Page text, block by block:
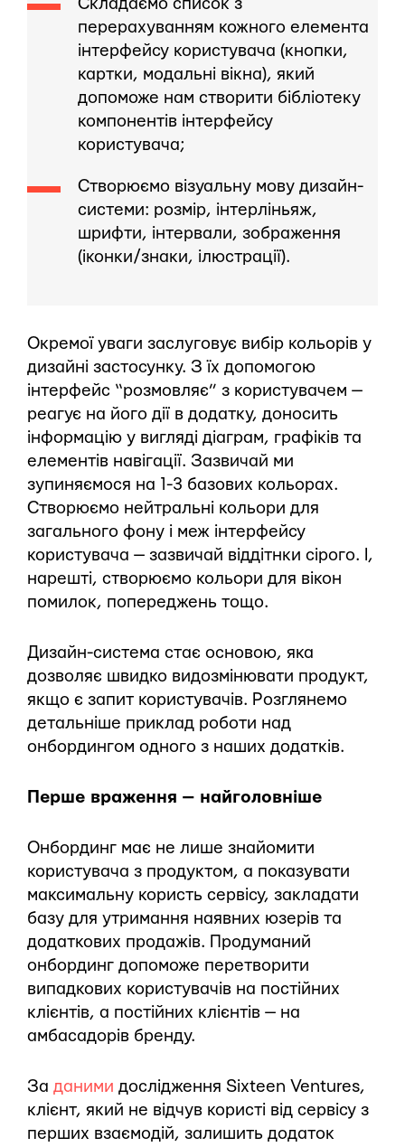
Складаємо список з
перерахуванням кожного елемента
інтерфейсу користувача (кнопки,
картки, модальні вікна), який
допоможе нам створити бібліотеку
компонентів інтерфейсу
користувача;
Створюємо візуальну мову дизайн-
системи: розмір, інтерліньяж,
шрифти, інтервали, зображення
(іконки/знаки, ілюстрації).
Окремої уваги заслуговує вибір кольорів у
дизайні застосунку. З їх допомогою
інтерфейс “розмовляє” з користувачем —
реагує на його дії в додатку, доносить
інформацію у вигляді діаграм, графіків та
елементів навігації. Зазвичай ми
зупиняємося на 1-3 базових кольорах.
Створюємо нейтральні кольори для
загального фону і меж інтерфейсу
користувача — зазвичай віддітнки сірого. І,
нарешті, створюємо кольори для вікон
помилок, попереджень тощо.
Дизайн-система стає основою, яка
дозволяє швидко видозмінювати продукт,
якщо є запит користувачів. Розглянемо
детальніше приклад роботи над
онбордингом одного з наших додатків.
Перше враження — найголовніше
Онбординг має не лише знайомити
користувача з продуктом, а показувати
максимальну користь сервісу, закладати
базу для утримання наявних юзерів та
додаткових продажів. Продуманий
онбординг допоможе перетворити
випадкових користувачів на постійних
клієнтів, а постійних клієнтів — на
амбасадорів бренду.
За даними дослідження Sixteen Ventures,
клієнт, який не відчув користі від сервісу з
перших взаємодій, залишить додаток